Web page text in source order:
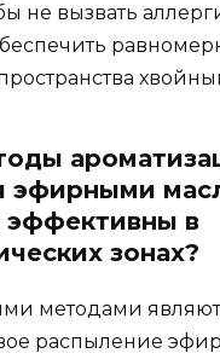
не вызвать
эфирными
эффективны в
зонах?
методами
распыление